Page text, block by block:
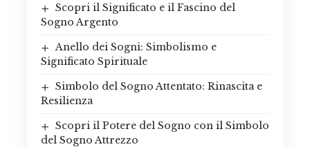
Scopri il Significato e il Fascino del
Sogno Argento
Anello dei Sogni: Simbolismo e
Significato Spirituale
Simbolo del Sogno Attentato: Rinascita e
Resilienza
Scopri il Potere del Sogno con il Simbolo
del Sogno Attrezzo